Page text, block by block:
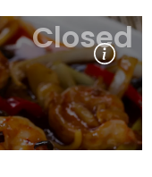
Closed